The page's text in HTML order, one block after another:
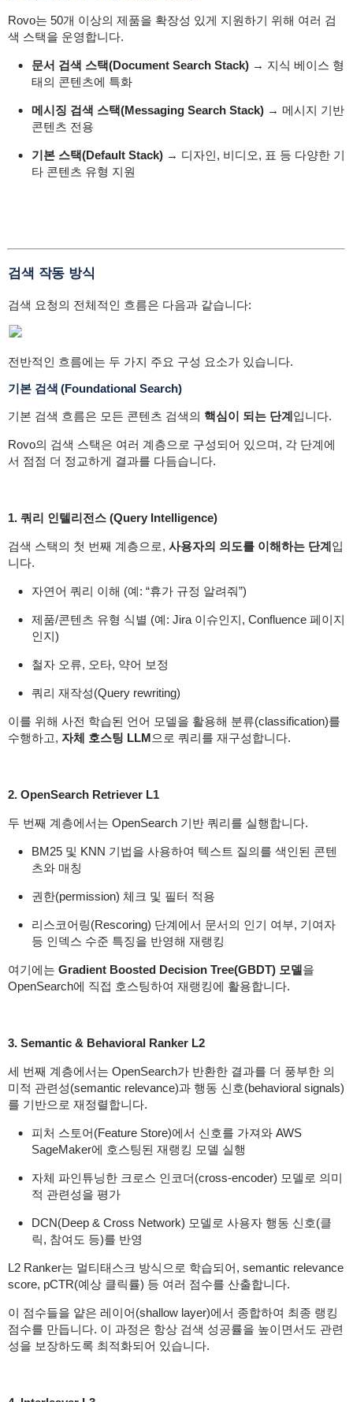
Rovo는 50개 이상의 제품을 확장성 있게 지원하기 위해 여러 검
색 스택을 운영합니다.
문서 검색 스택(Document Search Stack)→ 지식 베이스 형
태의 콘텐츠에 특화
메시징 검색 스택(Messaging Search Stack)→ 메시지 기반
콘텐츠 전용
기본 스택(Default Stack)→ 디자인, 비디오, 표 등 다양한 기
타 콘텐츠 유형 지원
검색 작동 방식
검색 요청의 전체적인 흐름은 다음과 같습니다:
전반적인 흐름에는 두 가지 주요 구성 요소가 있습니다.
기본 검색 (Foundational Search)
기본 검색 흐름은 모든 콘텐츠 검색의 핵심이 되는 단계입니다.
Rovo의 검색 스택은 여러 계층으로 구성되어 있으며, 각 단계에
서 점점 더 정교하게 결과를 다듬습니다.
1. 쿼리 인텔리전스 (Query Intelligence)
검색 스택의 첫 번째 계층으로, 사용자의 의도를 이해하는 단계입
니다.
자연어 쿼리 이해 (예: “휴가 규정 알려줘”)
제품/콘텐츠 유형 식별 (예: Jira 이슈인지, Confluence 페이지
인지)
철자 오류, 오타, 약어 보정
쿼리 재작성(Query rewriting)
이를 위해 사전 학습된 언어 모델을 활용해 분류(classification)를
수행하고, 자체 호스팅 LLM으로 쿼리를 재구성합니다.
2. OpenSearch Retriever L1
두 번째 계층에서는 OpenSearch 기반 쿼리를 실행합니다.
BM25 및 KNN 기법을 사용하여 텍스트 질의를 색인된 콘텐
츠와 매칭
권한(permission) 체크 및 필터 적용
리스코어링(Rescoring) 단계에서 문서의 인기 여부, 기여자
등 인덱스 수준 특징을 반영해 재랭킹
여기에는 Gradient Boosted Decision Tree(GBDT) 모델을
OpenSearch에 직접 호스팅하여 재랭킹에 활용합니다.
3. Semantic & Behavioral Ranker L2
세 번째 계층에서는 OpenSearch가 반환한 결과를 더 풍부한 의
미적 관련성(semantic relevance)과 행동 신호(behavioral signals)
를 기반으로 재정렬합니다.
피처 스토어(Feature Store)에서 신호를 가져와 AWS
SageMaker에 호스팅된 재랭킹 모델 실행
자체 파인튜닝한 크로스 인코더(cross-encoder) 모델로 의미
적 관련성을 평가
DCN(Deep & Cross Network) 모델로 사용자 행동 신호(클
릭, 참여도 등)를 반영
L2 Ranker는 멀티태스크 방식으로 학습되어, semantic relevance
score, pCTR(예상 클릭률) 등 여러 점수를 산출합니다.
이 점수들을 얕은 레이어(shallow layer)에서 종합하여 최종 랭킹
점수를 만듭니다. 이 과정은 항상 검색 성공률을 높이면서도 관련
성을 보장하도록 최적화되어 있습니다.